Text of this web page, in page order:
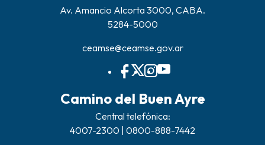
Av. Amancio Alcorta 3000, CABA.
5284-5000
ceamse@ceamse.gov.ar
Camino del Buen Ayre
Central telefónica:
4007-2300 | 0800-888-7442